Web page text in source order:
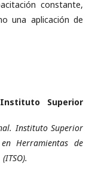
constante,
una aplicación de
Instituto Superior
Instituto Superior
Herramientas de